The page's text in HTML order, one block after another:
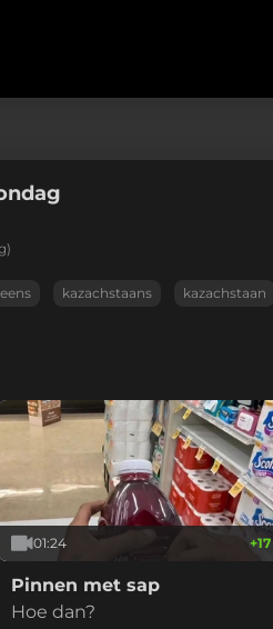
kazachstaans kazachstaan
01:24 +17
Pinnen met sap
Hoe dan?